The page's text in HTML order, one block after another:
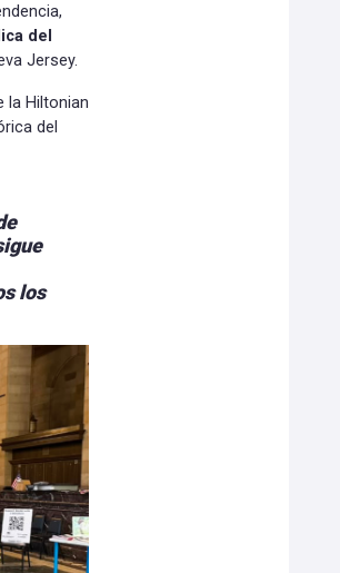
del
Jersey.
la Hiltonian
del
los